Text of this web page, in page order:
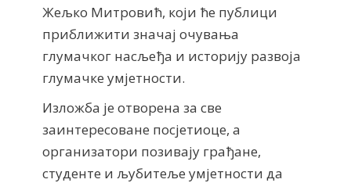
Жељко Митровић, који ће публици
приближити значај очувања
глумачког насљеђа и историју развоја
глумачке умјетности.
Изложба је отворена за све
заинтересоване посјетиоце, а
организатори позивају грађане,
студенте и љубитеље умјетности да